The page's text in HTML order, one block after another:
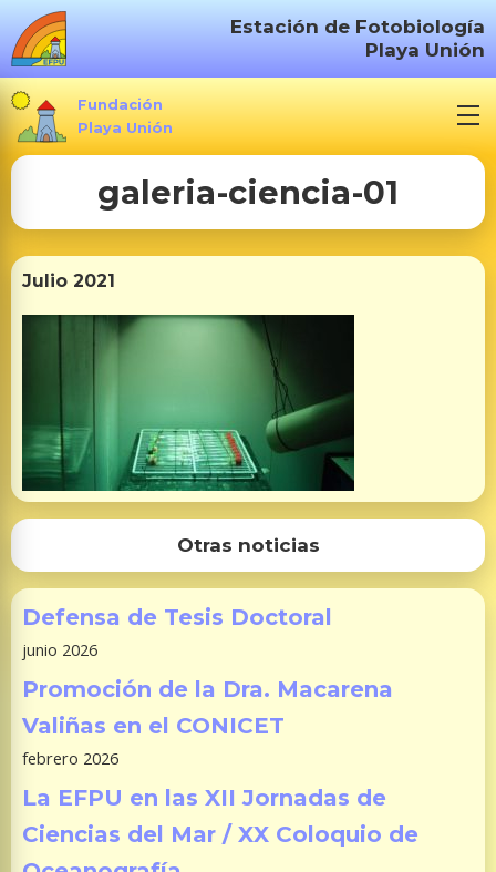
t
Estación de Fotobiología
Playa Unión
Fundación
Playa Unión
galeria-ciencia-01
Julio 2021
Otras noticias
Defensa de Tesis Doctoral
junio 2026
Promoción de la Dra. Macarena
Valiñas en el CONICET
febrero 2026
La EFPU en las XII Jornadas de
Ciencias del Mar / XX Coloquio de